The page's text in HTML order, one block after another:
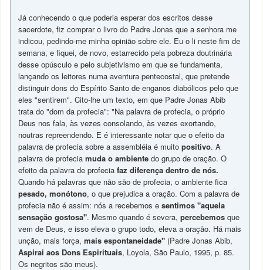
Já conhecendo o que poderia esperar dos escritos desse
sacerdote, fiz comprar o livro do Padre Jonas que a senhora me
indicou, pedindo-me minha opinião sobre ele. Eu o li neste fim de
semana, e fiquei, de novo, estarrecido pela pobreza doutrinária
desse opúsculo e pelo subjetivismo em que se fundamenta,
lançando os leitores numa aventura pentecostal, que pretende
distinguir dons do Espírito Santo de enganos diabólicos pelo que
eles "sentirem". Cito-lhe um texto, em que Padre Jonas Abib
trata do "dom da profecia": "Na palavra de profecia, o próprio
Deus nos fala, às vezes consolando, às vezes exortando,
noutras repreendendo. E é interessante notar que o efeito da
palavra de profecia sobre a assembléia é muitopositivo. A
palavra de profeciamuda o ambiente do grupo de oração. O
efeito da palavra de profeciafaz diferença dentro de nós.
Quando há palavras que não são de profecia, o ambiente fica
pesado, monótono, o que prejudica a oração. Com a palavra de
profecia não é assim: nós a recebemos esentimos "aquela
sensação gostosa". Mesmo quando é severa,percebemos que
vem de Deus, e isso eleva o grupo todo, eleva a oração. Há mais
unção, mais força, mais espontaneidade" (Padre Jonas Abib,
Aspirai aos Dons Espirituais, Loyola, São Paulo, 1995, p. 85.
Os negritos são meus).